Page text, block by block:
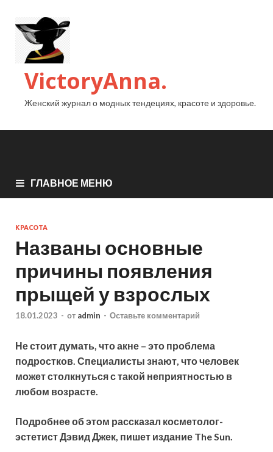
VictoryAnna.
Женский журнал о модных тендециях, красоте и здоровье.
ГЛАВНОЕ МЕНЮ
КРАСОТА
Названы основные
причины появления
прыщей у взрослых
18.01.2023 - от admin - Оставьте комментарий
Не стоит думать, что акне – это проблема
подростков. Специалисты знают, что человек
может столкнуться с такой неприятностью в
любом возрасте.
Подробнее об этом рассказал косметолог-
эстетист Дэвид Джек, пишет издание The Sun.